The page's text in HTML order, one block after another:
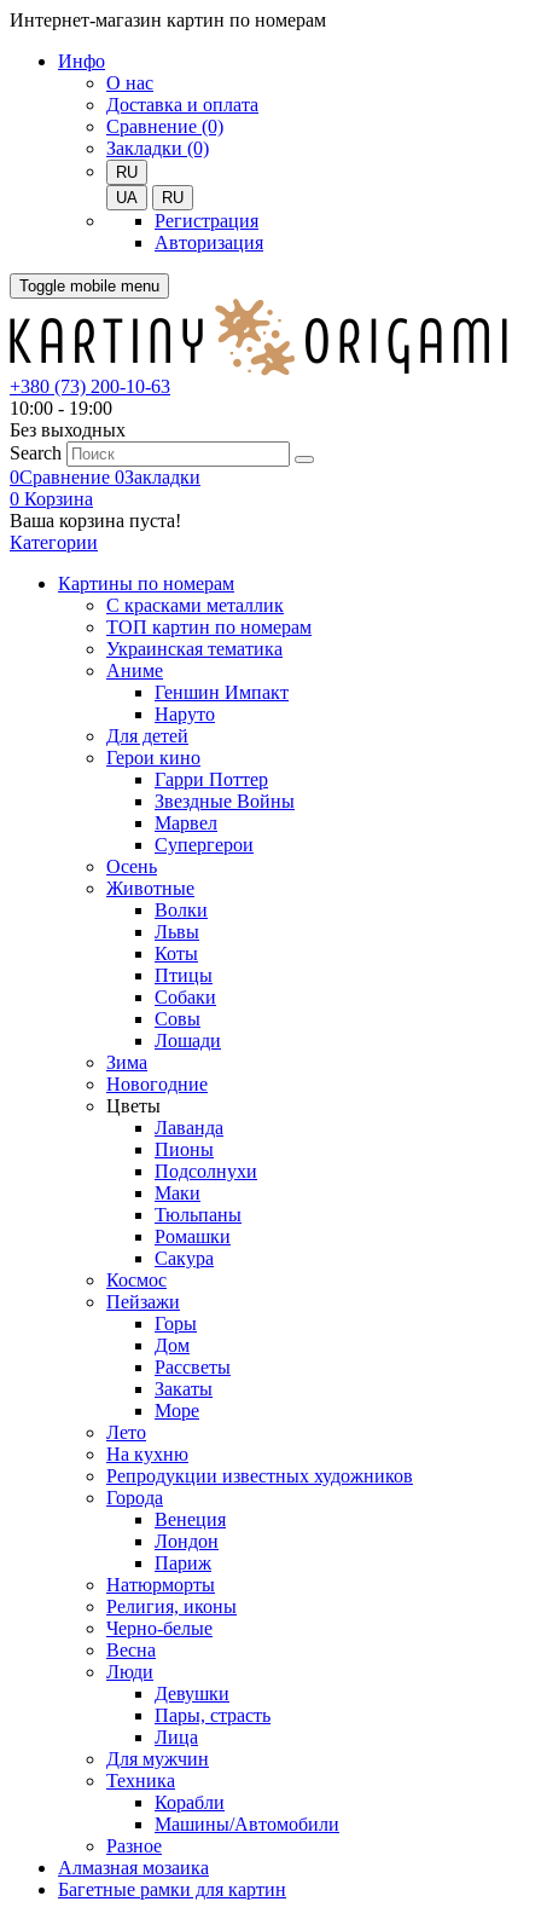
Интернет-магазин картин по номерам
Инфо
О нас
Доставка и оплата
Сравнение (0)
Закладки (0)
RU
UA
RU
Регистрация
Авторизация
Toggle mobile menu
+380 (73) 200-10-63
10:00 - 19:00
Без выходных
Search
0Сравнение 0Закладки
0 Корзина
Ваша корзина пуста!
Категории
Картины по номерам
С красками металлик
ТОП картин по номерам
Украинская тематика
Аниме
Геншин Импакт
Наруто
Для детей
Герои кино
Гарри Поттер
Звездные Войны
Марвел
Супергерои
Осень
Животные
Волки
Львы
Коты
Птицы
Собаки
Совы
Лошади
Зима
Новогодние
Цветы
Лаванда
Пионы
Подсолнухи
Маки
Тюльпаны
Ромашки
Сакура
Космос
Пейзажи
Горы
Дом
Рассветы
Закаты
Море
Лето
На кухню
Репродукции известных художников
Города
Венеция
Лондон
Париж
Натюрморты
Религия, иконы
Черно-белые
Весна
Люди
Девушки
Пары, страсть
Лица
Для мужчин
Техника
Корабли
Машины/Автомобили
Разное
Алмазная мозаика
Багетные рамки для картин